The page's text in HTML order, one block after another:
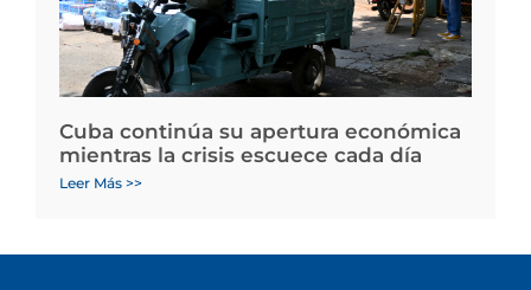
Cuba continúa su apertura económica
mientras la crisis escuece cada día
Leer Más >>